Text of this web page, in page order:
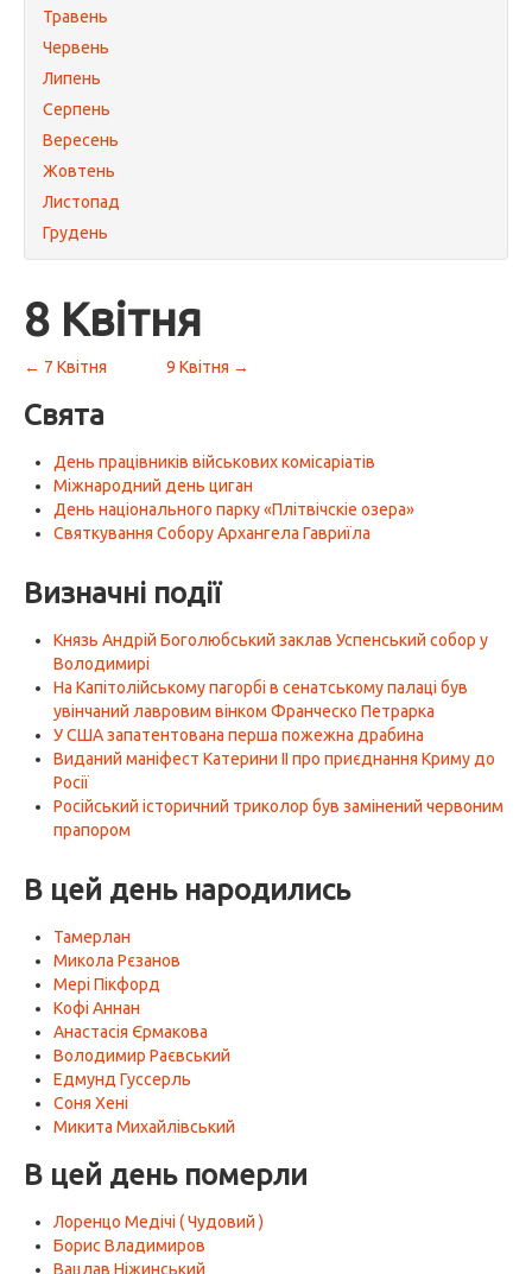
Травень
Червень
Липень
Серпень
Вересень
Жовтень
Листопад
Грудень
8 Квітня
← 7 Квітня 9 Квітня →
Свята
День працівників військових комісаріатів
Міжнародний день циган
День національного парку «Плітвічскіе озера»
Святкування Собору Архангела Гавриїла
Визначні події
Князь Андрій Боголюбський заклав Успенський собор у
Володимирі
На Капітолійському пагорбі в сенатському палаці був
увінчаний лавровим вінком Франческо Петрарка
У США запатентована перша пожежна драбина
Виданий маніфест Катерини II про приєднання Криму до
Росії
Російський історичний триколор був замінений червоним
прапором
В цей день народились
Тамерлан
Микола Рєзанов
Мері Пікфорд
Кофі Аннан
Анастасія Єрмакова
Володимир Раєвський
Едмунд Гуссерль
Соня Хені
Микита Михайлівський
В цей день померли
Лоренцо Медічі ( Чудовий )
Борис Владимиров
Вацлав Ніжинський